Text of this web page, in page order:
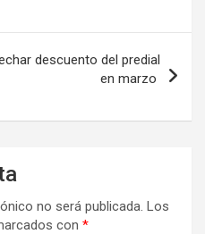
descuento del predial
en marzo
no será publicada. Los
con *